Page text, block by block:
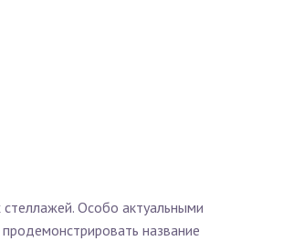
Особо актуальными
название